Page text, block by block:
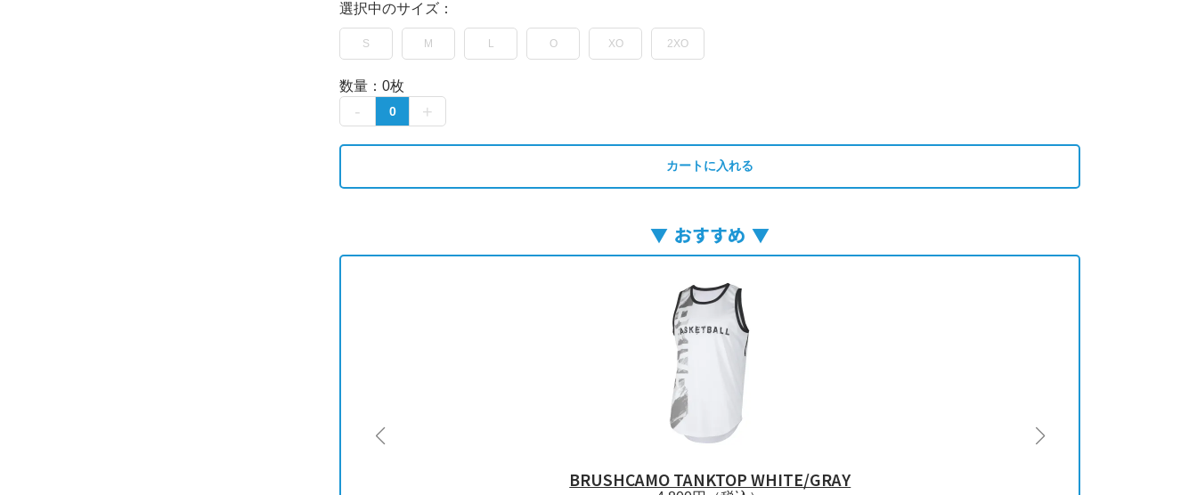
選択中のサイズ：
S M L O XO 2XO
数量：0枚
カートに入れる
おすすめ
BRUSHCAMO TANKTOP WHITE/GRAY